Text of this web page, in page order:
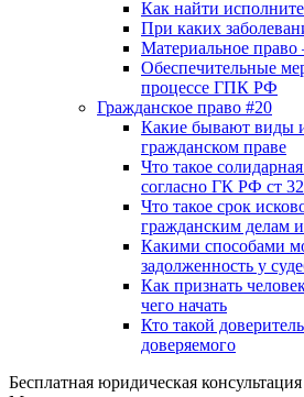
Как найти
При каких
Материальное право
Обеспечительные
процессе ГПК РФ
Гражданское право #20
Какие бывают виды
гражданском праве
Что такое
согласно ГК РФ ст
Что такое срок
гражданским делам и
Какими способами
задолженность у
Как признать
чего начать
Кто такой
доверяемого
Бесплатная юридическая консультация